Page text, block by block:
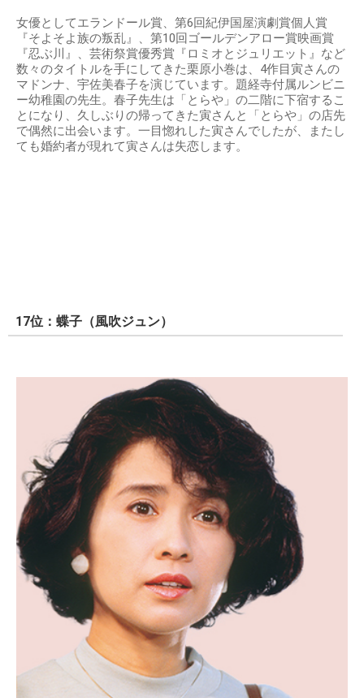
女優としてエランドール賞、第6回紀伊国屋演劇賞個人賞
『そよそよ族の叛乱』、第10回ゴールデンアロー賞映画賞
『忍ぶ川』、芸術祭賞優秀賞『ロミオとジュリエット』など
数々のタイトルを手にしてきた栗原小巻は、4作目寅さんの
マドンナ、宇佐美春子を演じています。題経寺付属ルンビニ
ー幼稚園の先生。春子先生は「とらや」の二階に下宿するこ
とになり、久しぶりの帰ってきた寅さんと「とらや」の店先
で偶然に出会います。一目惚れした寅さんでしたが、またし
ても婚約者が現れて寅さんは失恋します。
17位：蝶子（風吹ジュン）